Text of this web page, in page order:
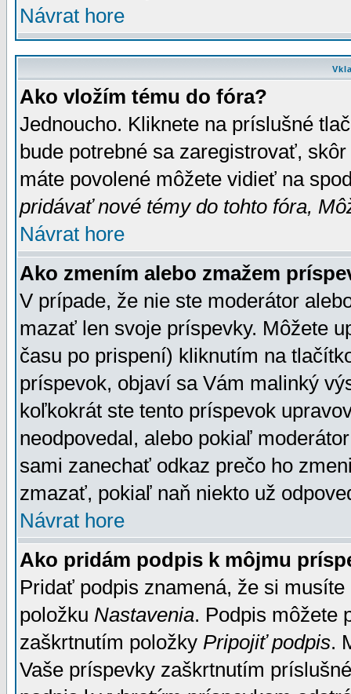
Návrat hore
Ako vložím tému do fóra?
Jednoucho. Kliknete na príslušné
bude potrebné sa zaregistrovať,
máte povolené môžete vidieť na
pridávať nové témy do tohto fóra,
Návrat hore
Ako zmením alebo zmažem
V prípade, že nie ste moderátor
mazať len svoje príspevky. Môžete
času po prispení) kliknutím na
príspevok, objaví sa Vám malinký
koľkokrát ste tento príspevok
neodpovedal, alebo pokiaľ
sami zanechať odkaz prečo ho
zmazať, pokiaľ naň niekto už
Návrat hore
Ako pridám podpis k môjmu
Pridať podpis znamená, že si
položku Nastavenia. Podpis môžete
zaškrtnutím položky Pripojiť podpis.
Vaše príspevky zaškrtnutím